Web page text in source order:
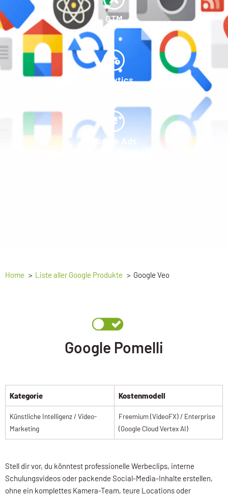
GTM
Analytics
Google Ads
Home Liste aller Google Produkte Google Veo
Google Pomelli
Kategorie Kostenmodell
Künstliche Intelligenz / Video-
Marketing
Freemium (VideoFX) / Enterprise
(Google Cloud Vertex AI)
Stell dir vor, du könntest professionelle Werbeclips, interne
Schulungsvideos oder packende Social-Media-Inhalte erstellen,
ohne ein komplettes Kamera-Team, teure Locations oder